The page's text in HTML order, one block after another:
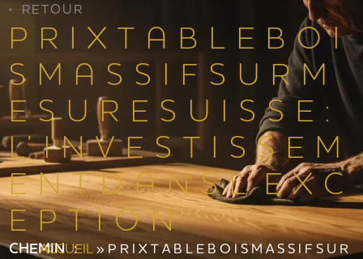
RETOUR
P R I X T A B L E B O I
S M A S S I F S U R M
E S U R E S U I S S E :
L’ I N V E S T I S S E M
E N T D A N S L’ E X C
E P T I O N
CHEMIN :
ACCUEIL» P R I X T A B L E B O I S M A S S I F S U R